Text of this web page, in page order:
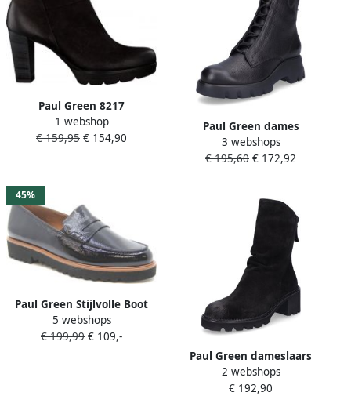
Paul Green 8217
Volwassenen Laarsjes
Kleur: Zwart
1 webshop
€ 159,95 € 154,90
Paul Green dames
enkellaars zwart
3 webshops
€ 195,60 € 172,92
45%
Paul Green Stijlvolle Boot
met Profiel Ontwerp
5 webshops
€ 199,99 € 109,-
Paul Green dameslaars
zwart
2 webshops
€ 192,90